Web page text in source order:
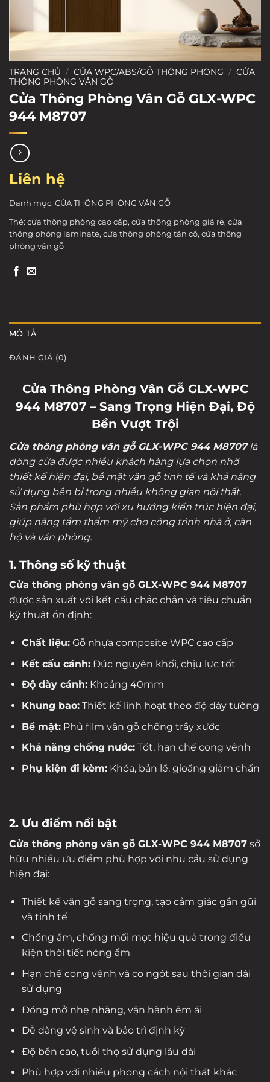
TRANG CHỦ / CỬA WPC/ABS/GỖ THÔNG PHÒNG / CỬA
THÔNG PHÒNG VÂN GỖ
Cửa Thông Phòng Vân Gỗ GLX-WPC
944 M8707
Liên hệ
Danh mục: CỬA THÔNG PHÒNG VÂN GỖ
Thẻ: cửa thông phòng cao cấp, cửa thông phòng giá rẻ, cửa
thông phòng laminate, cửa thông phòng tân cổ, cửa thông
phòng vân gỗ
MÔ TẢ
ĐÁNH GIÁ (0)
Cửa Thông Phòng Vân Gỗ GLX-WPC
944 M8707 – Sang Trọng Hiện Đại, Độ
Bền Vượt Trội
Cửa thông phòng vân gỗ GLX-WPC 944 M8707là
dòng cửa được nhiều khách hàng lựa chọn nhờ
thiết kế hiện đại, bề mặt vân gỗ tinh tế và khả năng
sử dụng bền bỉ trong nhiều không gian nội thất.
Sản phẩm phù hợp với xu hướng kiến trúc hiện đại,
giúp nâng tầm thẩm mỹ cho công trình nhà ở, căn
hộ và văn phòng.
1. Thông số kỹ thuật
Cửa thông phòng vân gỗ GLX-WPC 944 M8707
được sản xuất với kết cấu chắc chắn và tiêu chuẩn
kỹ thuật ổn định:
Chất liệu:Gỗ nhựa composite WPC cao cấp
Kết cấu cánh:Đúc nguyên khối, chịu lực tốt
Độ dày cánh:Khoảng 40mm
Khung bao:Thiết kế linh hoạt theo độ dày tường
Bề mặt:Phủ film vân gỗ chống trầy xước
Khả năng chống nước:Tốt, hạn chế cong vênh
Phụ kiện đi kèm:Khóa, bản lề, gioăng giảm chấn
2. Ưu điểm nổi bật
Cửa thông phòng vân gỗ GLX-WPC 944 M8707 sở
hữu nhiều ưu điểm phù hợp với nhu cầu sử dụng
hiện đại:
Thiết kế vân gỗ sang trọng, tạo cảm giác gần gũi
và tinh tế
Chống ẩm, chống mối mọt hiệu quả trong điều
kiện thời tiết nóng ẩm
Hạn chế cong vênh và co ngót sau thời gian dài
sử dụng
Đóng mở nhẹ nhàng, vận hành êm ái
Dễ dàng vệ sinh và bảo trì định kỳ
Độ bền cao, tuổi thọ sử dụng lâu dài
Phù hợp với nhiều phong cách nội thất khác